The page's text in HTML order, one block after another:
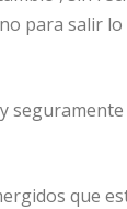
para salir
que